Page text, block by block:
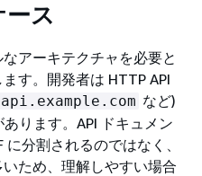
ス
アーキテクチャを必要と
す。開発者は HTTP API
api.example.com など)
ります。API ドキュメン
に分割されるのではなく、
ため、理解しやすい場合